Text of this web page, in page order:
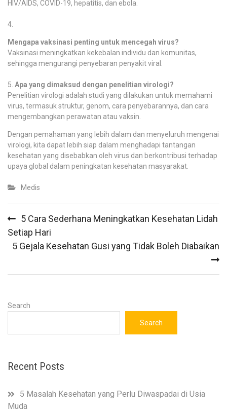
HIV/AIDS, COVID-19, hepatitis, dan ebola.
Mengapa vaksinasi penting untuk mencegah virus?
Vaksinasi meningkatkan kekebalan individu dan komunitas,
sehingga mengurangi penyebaran penyakit viral.
Apa yang dimaksud dengan penelitian virologi?
Penelitian virologi adalah studi yang dilakukan untuk memahami
virus, termasuk struktur, genom, cara penyebarannya, dan cara
mengembangkan perawatan atau vaksin.
Dengan pemahaman yang lebih dalam dan menyeluruh mengenai
virologi, kita dapat lebih siap dalam menghadapi tantangan
kesehatan yang disebabkan oleh virus dan berkontribusi terhadap
upaya global dalam peningkatan kesehatan masyarakat.
Medis
navigation
5 Cara Sederhana Meningkatkan Kesehatan Lidah
Setiap Hari
5 Gejala Kesehatan Gusi yang Tidak Boleh Diabaikan
Search
Search
Recent Posts
5 Masalah Kesehatan yang Perlu Diwaspadai di Usia
Muda